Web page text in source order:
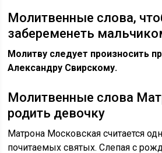
Молитвенные слова,
забеременеть
Молитву следует произносить
Александру Свирскому.
Молитвенные слова
родить девочку
Матрона Московская считается
почитаемых святых. Слепая с